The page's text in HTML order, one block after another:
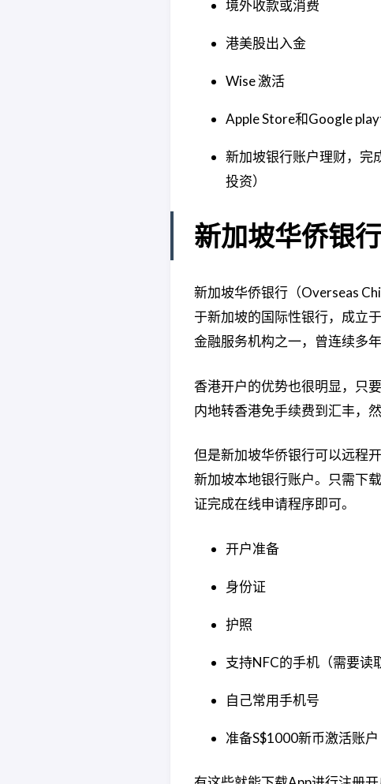
境外收款或消费
港美股出入金
Wise 激活
Apple Store和Google
新加坡银行账户理财，完
投资）
新加坡华侨银
新加坡华侨银行（Overseas
于新加坡的国际性银行，成立
金融服务机构之一，曾连续多
香港开户的优势也很明显，只
内地转香港免手续费到汇丰，
但是新加坡华侨银行可以远程
新加坡本地银行账户。只需下
证完成在线申请程序即可。
开户准备
身份证
护照
支持NFC的手机（需要读
自己常用手机号
准备S$1000新币激活账